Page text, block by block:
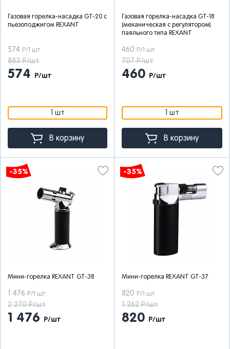
Газовая горелка-насадка GT-20 с
пьезоподжигом REXANT
574 Р/1 шт
883 Р/шт
574 Р/шт
1 шт
В корзину
Газовая горелка-насадка GT-18
(механическая с регулятором)
паяльного типа REXANT
460 Р/1 шт
707 Р/шт
460 Р/шт
1 шт
В корзину
-35%
Мини-горелка REXANT GT-38
1 476 Р/1 шт
2 270 Р/шт
1 476 Р/шт
-35%
Мини-горелка REXANT GT-37
820 Р/1 шт
1 262 Р/шт
820 Р/шт